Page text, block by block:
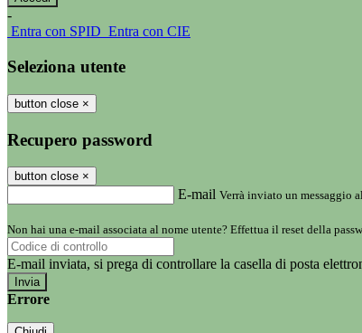
-
Entra con SPID Entra con CIE
Seleziona utente
button close ×
Recupero password
button close ×
E-mail Verrà inviato un messaggio
Non hai una e-mail associata al nome utente? Effettua il reset della
E-mail inviata, si prega di controllare la casella di posta
Errore